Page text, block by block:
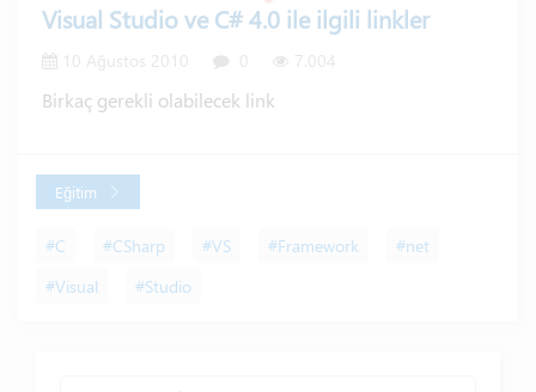
Visual Studio ve C# 4.0 ile ilgili linkler
10 Ağustos 2010 0 7.004
Birkaç gerekli olabilecek link
Eğitim
#C #CSharp #VS #Framework
#net
#Visual
#Studio